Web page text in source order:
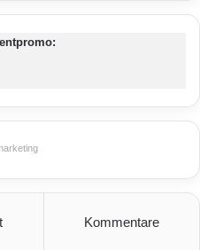
Bestandsbauten
Kommentare